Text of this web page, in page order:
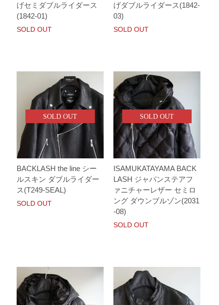
げセミダブルライダース
(1842-01)
SOLD OUT
げダブルライダース(1842-
03)
SOLD OUT
SOLD OUT
BACKLASH the line シー
ルスキン ダブルライダー
ス(T249-SEAL)
SOLD OUT
SOLD OUT
ISAMUKATAYAMA BACK
LASH ジャパンステアフ
ァニチャーレザー セミロ
ング ダウンブルゾン(2031
-08)
SOLD OUT